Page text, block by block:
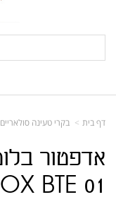
דף בית בקרי טעינה סולאריים
אדפטור
BTE 01